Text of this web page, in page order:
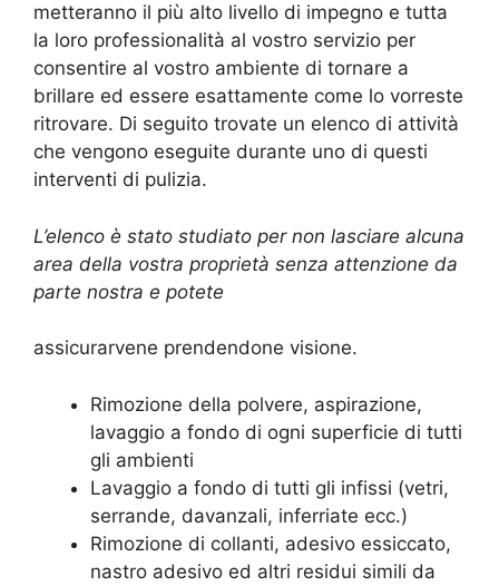
metteranno il più alto livello di impegno e tutta
la loro professionalità al vostro servizio per
consentire al vostro ambiente di tornare a
brillare ed essere esattamente come lo vorreste
ritrovare. Di seguito trovate un elenco di attività
che vengono eseguite durante uno di questi
interventi di pulizia.
L’elenco è stato studiato per non lasciare alcuna
area della vostra proprietà senza attenzione da
parte nostra e potete
assicurarvene prendendone visione.
Rimozione della polvere, aspirazione,
lavaggio a fondo di ogni superficie di tutti
gli ambienti
Lavaggio a fondo di tutti gli infissi (vetri,
serrande, davanzali, inferriate ecc.)
Rimozione di collanti, adesivo essiccato,
nastro adesivo ed altri residui simili da